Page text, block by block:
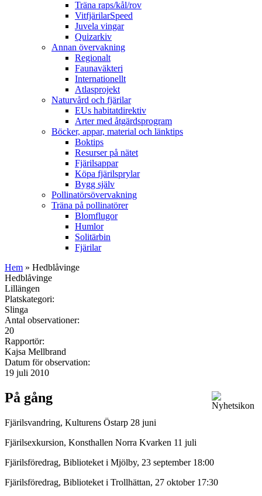
Träna raps/kål/rov
VitfjärilarSpeed
Juvela vingar
Quizarkiv
Annan övervakning
Regionalt
Faunaväkteri
Internationellt
Atlasprojekt
Naturvård och fjärilar
EUs habitatdirektiv
Arter med åtgärdsprogram
Böcker, appar, material och länktips
Boktips
Resurser på nätet
Fjärilsappar
Köpa fjärilsprylar
Bygg själv
Pollinatörsövervakning
Träna på pollinatörer
Blomflugor
Humlor
Solitärbin
Fjärilar
Hem » Hedblåvinge
Hedblåvinge
Lillängen
Platskategori:
Slinga
Antal observationer:
20
Rapportör:
Kajsa Mellbrand
Datum för observation:
19 juli 2010
På gång
Fjärilsvandring, Kulturens Östarp 28 juni
Fjärilsexkursion, Konsthallen Norra Kvarken 11 juli
Fjärilsföredrag, Biblioteket i Mjölby, 23 september 18:00
Fjärilsföredrag, Biblioteket i Trollhättan, 27 oktober 17:30